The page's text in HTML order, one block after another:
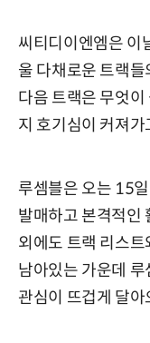
씨티디이엔엠은 이
울 다채로운 트랙
다음 트랙은 무엇
지 호기심이 커져
루셈블은 오는 15
발매하고 본격적인
외에도 트랙 리스트
남아있는 가운데
관심이 뜨겁게 달아